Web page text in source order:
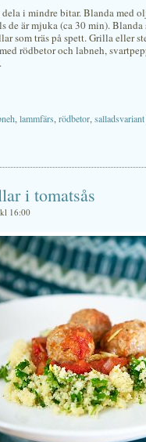
i mindre bitar. Blanda med
de är mjuka (ca 30 min). Blanda
som träs på spett. Grilla eller
rödbetor och labneh,
lammfärs rödbetor salladsvariant
i tomatsås
16:00